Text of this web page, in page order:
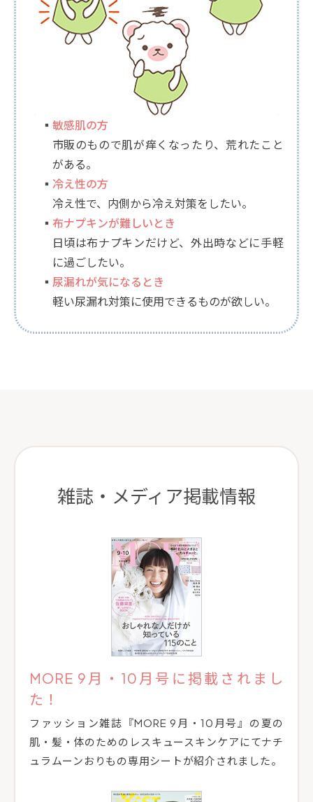
敏感肌の方
市販のもので肌が痒くなったり、荒れたこと
がある。
冷え性の方
冷え性で、内側から冷え対策をしたい。
布ナプキンが難しいとき
日頃は布ナプキンだけど、外出時などに手軽
に過ごしたい。
尿漏れが気になるとき
軽い尿漏れ対策に使用できるものが欲しい。
雑誌・メディア掲載情報
MORE 9月・10月号に掲載されまし
た！
ファッション雑誌『MORE 9月・10月号』の夏の
肌・髪・体のためのレスキュースキンケアにてナチ
ュラムーンおりもの専用シートが紹介されました。